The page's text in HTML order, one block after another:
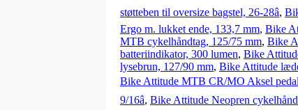
støtteben til oversize bagstel, 26-28â,
Ergo m. lukket ende, 133,7 mm, Bike
MTB cykelhåndtag, 125/75 mm, Bike
batteriindikator, 300 lumen, Bike
lysebrun, 127/90 mm, Bike Attitude
Bike Attitude MTB CR/MO Aksel
9/16â, Bike Attitude Neopren